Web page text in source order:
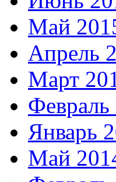
Май
Апрель
Март
Февраль
Январь
Май